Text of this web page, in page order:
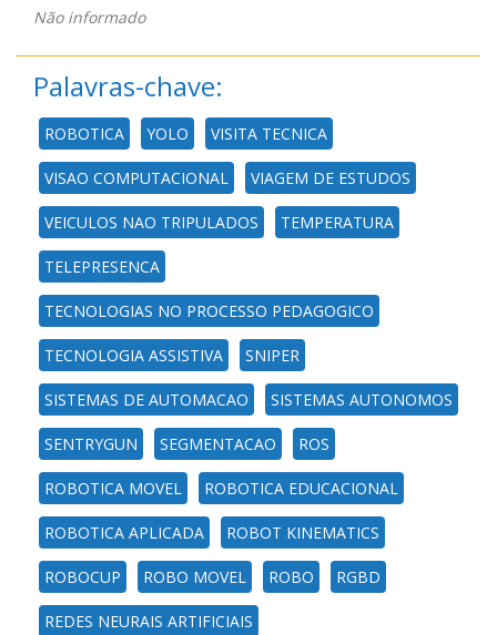
Não informado
Palavras-chave:
ROBOTICA YOLO VISITA TECNICA
VISAO COMPUTACIONAL VIAGEM DE ESTUDOS
VEICULOS NAO TRIPULADOS TEMPERATURA
TELEPRESENCA
TECNOLOGIAS NO PROCESSO PEDAGOGICO
TECNOLOGIA ASSISTIVA SNIPER
SISTEMAS DE AUTOMACAO SISTEMAS AUTONOMOS
SENTRYGUN SEGMENTACAO ROS
ROBOTICA MOVEL ROBOTICA EDUCACIONAL
ROBOTICA APLICADA ROBOT KINEMATICS
ROBOCUP ROBO MOVEL ROBO RGBD
REDES NEURAIS ARTIFICIAIS